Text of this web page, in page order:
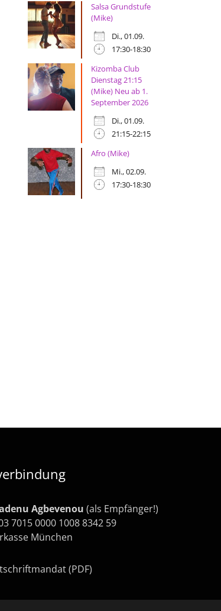
Salsa Grundstufe
(Mike)
Di., 01.09.
17:30-18:30
Kizomba Club
Dienstag 21:15
(Mike) Neu ab 1.
September 2026
Di., 01.09.
21:15-22:15
Afro (Mike)
Mi., 02.09.
17:30-18:30
Agbevenou (als Empfänger!)
7015 0000 1008 8342 59
München
(PDF)